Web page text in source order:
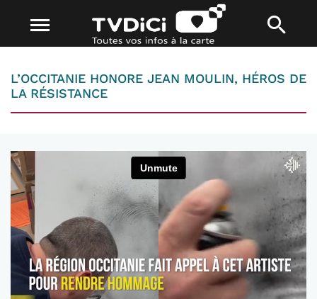
L’OCCITANIE HONORE JEAN MOULIN, HÉROS DE
LA RÉSISTANCE